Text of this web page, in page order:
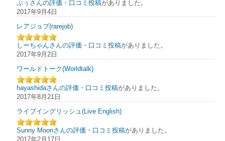
ぶぅさんの評価・口コミ投稿がありました。
2017年9月4日
レアジョブ(rarejob)
しーちゃんさんの評価・口コミ投稿がありました。
2017年9月2日
ワールドトーク(Worldtalk)
hayashidaさんの評価・口コミ投稿がありました。
2017年8月21日
ライブイングリッシュ(Live English)
Sunny Moonさんの評価・口コミ投稿がありました。
2017年2月17日